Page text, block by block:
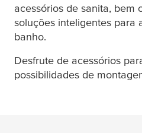
acessórios de sanita, bem
soluções inteligentes para
banho.
Desfrute de acessórios
possibilidades de